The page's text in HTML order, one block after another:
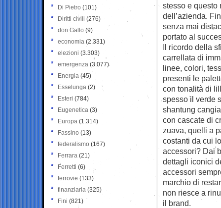
stesso e questo
dell’azienda.
senza mai
portato al
Il ricordo della
carrellata di
linee, colori,
presenti le
con tonalità di
spesso il verde
shantung
con cascate di
zuava, quelli a
costanti da cui
accessori? Dai
dettagli iconici
accessori
marchio di
non riesce a
il brand.
Di Pietro (101)
Diritti civili (276)
don Gallo (9)
economia (2.331)
elezioni (3.303)
emergenza (3.077)
Energia (45)
Esselunga (2)
Esteri (784)
Eugenetica (3)
Europa (1.314)
Fassino (13)
federalismo (167)
Ferrara (21)
Ferretti (6)
ferrovie (133)
finanziaria (325)
Fini (821)